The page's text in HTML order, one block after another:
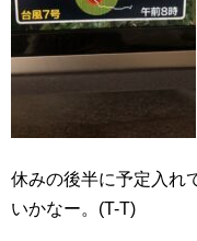
休みの後半に予定入れ
いかなー。(T-T)